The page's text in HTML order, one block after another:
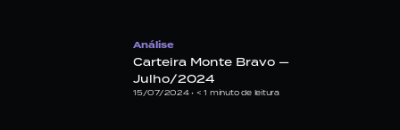
Análise
Carteira Monte Bravo —
Julho/2024
15/07/2024 • < 1 minuto de leitura